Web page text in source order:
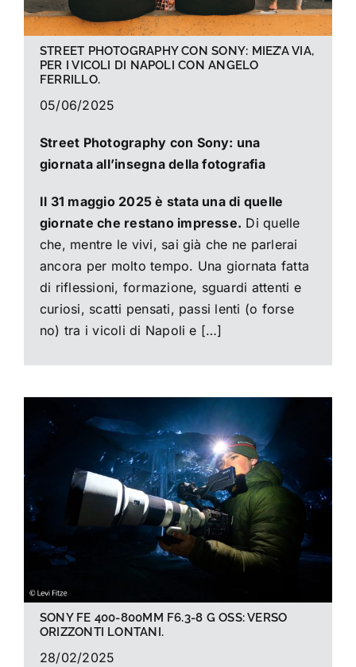
STREET PHOTOGRAPHY CON SONY: MIEZ’A VIA,
PER I VICOLI DI NAPOLI CON ANGELO
FERRILLO.
05/06/2025
Street Photography con Sony: una
giornata all’insegna della fotografia
Il 31 maggio 2025 è stata una di quelle
giornate che restano impresse. Di quelle
che, mentre le vivi, sai già che ne parlerai
ancora per molto tempo. Una giornata fatta
di riflessioni, formazione, sguardi attenti e
curiosi, scatti pensati, passi lenti (o forse
no) tra i vicoli di Napoli e […]
SONY FE 400-800MM F6.3-8 G OSS: VERSO
ORIZZONTI LONTANI.
28/02/2025